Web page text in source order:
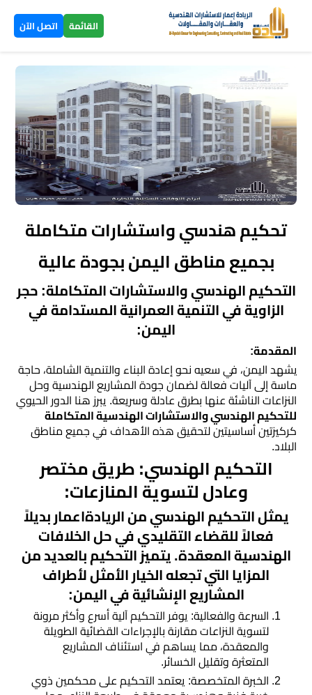
القائمة اتصل الآن ×
الرئيسية
تصاميم
ومخططات ▼
بناء
عظم
مفتاح
عامة
تشطيب
وترميم
مباني
استشارات
هندسية
مساحي
ديكورات
داخلية
تحكيم هندسي واستشارات متكاملة
بجميع مناطق اليمن بجودة عالية
التحكيم الهندسي والاستشارات المتكاملة: حجر
الزاوية في التنمية العمرانية المستدامة في
اليمن:
المقدمة:
يشهد اليمن، في سعيه نحو إعادة البناء والتنمية الشاملة، حاجة
ماسة إلى آليات فعالة لضمان جودة المشاريع الهندسية وحل
النزاعات الناشئة عنها بطرق عادلة وسريعة. يبرز هنا الدور الحيوي
للتحكيم الهندسي والاستشارات الهندسية المتكاملة
كركيزتين أساسيتين لتحقيق هذه الأهداف في جميع مناطق
البلاد.
التحكيم الهندسي: طريق مختصر
وعادل لتسوية المنازعات:
يمثل التحكيم الهندسي من الريادةاعمار بديلاً
فعالاً للقضاء التقليدي في حل الخلافات
الهندسية المعقدة. يتميز التحكيم بالعديد من
المزايا التي تجعله الخيار الأمثل لأطراف
المشاريع الإنشائية في اليمن:
السرعة والفعالية: يوفر التحكيم آلية أسرع وأكثر مرونة
لتسوية النزاعات مقارنة بالإجراءات القضائية الطويلة
والمعقدة، مما يساهم في استئناف المشاريع
المتعثرة وتقليل الخسائر.
الخبرة المتخصصة: يعتمد التحكيم على محكمين ذوي